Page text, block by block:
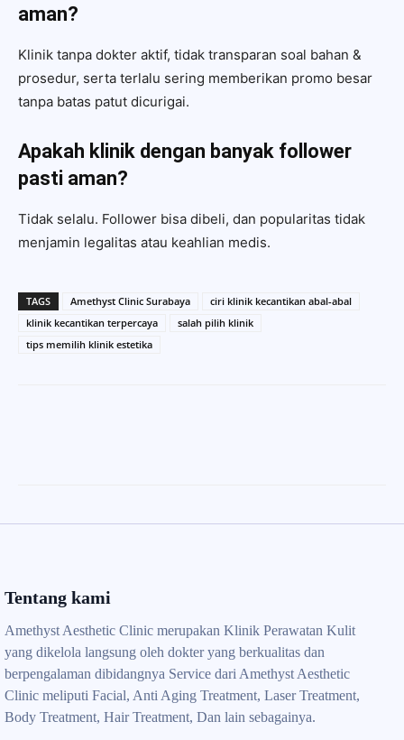
aman?
Klinik tanpa dokter aktif, tidak transparan soal bahan &
prosedur, serta terlalu sering memberikan promo besar
tanpa batas patut dicurigai.
Apakah klinik dengan banyak follower
pasti aman?
Tidak selalu. Follower bisa dibeli, dan popularitas tidak
menjamin legalitas atau keahlian medis.
TAGS Amethyst Clinic Surabaya
ciri klinik kecantikan abal-abal
klinik kecantikan terpercaya
salah pilih klinik
tips memilih klinik estetika
Tentang kami
Amethyst Aesthetic Clinic merupakan Klinik Perawatan Kulit
yang dikelola langsung oleh dokter yang berkualitas dan
berpengalaman dibidangnya Service dari Amethyst Aesthetic
Clinic meliputi Facial, Anti Aging Treatment, Laser Treatment,
Body Treatment, Hair Treatment, Dan lain sebagainya.